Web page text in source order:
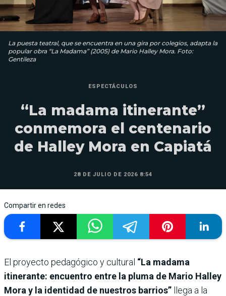
La puesta teatral, que se encuentra en una gira por colegios, adapta la
popular obra “La Madama” (2005) de Mario Halley Mora. Foto:
Gentileza
ESPECTÁCULOS
“La madama itinerante”
conmemora el centenario
de Halley Mora en Capiatá
28 DE JULIO DE 2026 8:54
Compartir en redes
El proyecto pedagógico y cultural “La madama
itinerante: encuentro entre la pluma de Mario Halley
Mora y la identidad de nuestros barrios” llega a la